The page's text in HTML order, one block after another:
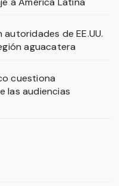
de EE.UU.
aguacatera
cuestiona
las audiencias